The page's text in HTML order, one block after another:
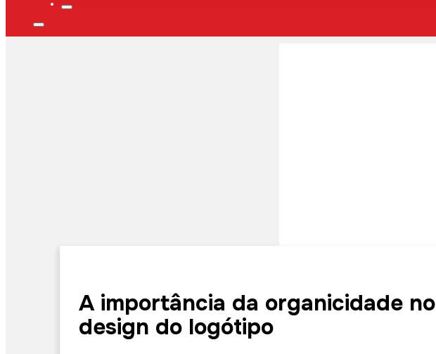
A importância da organicidade no
design do logótipo